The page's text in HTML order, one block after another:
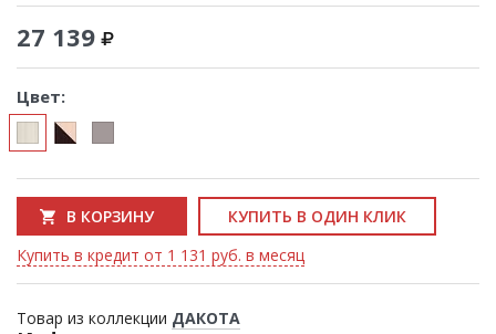
27 139
Цвет:
В КОРЗИНУ
КУПИТЬ В ОДИН КЛИК
Купить в кредит от 1 131 руб. в месяц
Товар из коллекции ДАКОТА